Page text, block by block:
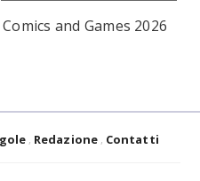
and Games 2026
Redazione Contatti